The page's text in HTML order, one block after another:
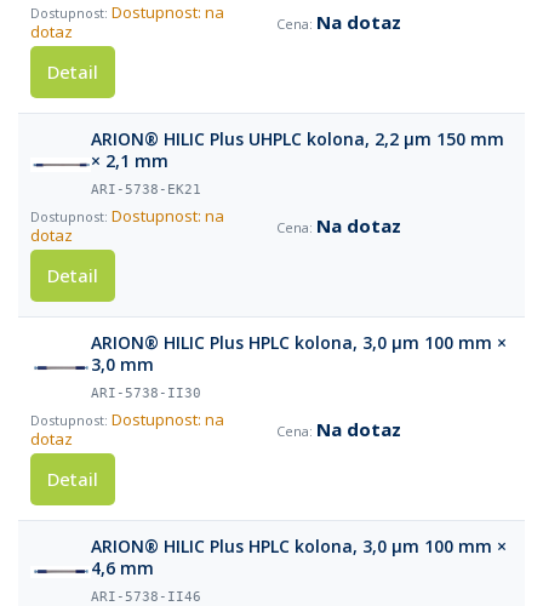
Dostupnost: na
dotaz
Na dotaz
Detail
ARION® HILIC Plus UHPLC kolona, 2,2 µm 150 mm
× 2,1 mm
ARI-5738-EK21
Dostupnost: na
dotaz
Na dotaz
Detail
ARION® HILIC Plus HPLC kolona, 3,0 µm 100 mm ×
3,0 mm
ARI-5738-II30
Dostupnost: na
dotaz
Na dotaz
Detail
ARION® HILIC Plus HPLC kolona, 3,0 µm 100 mm ×
4,6 mm
ARI-5738-II46